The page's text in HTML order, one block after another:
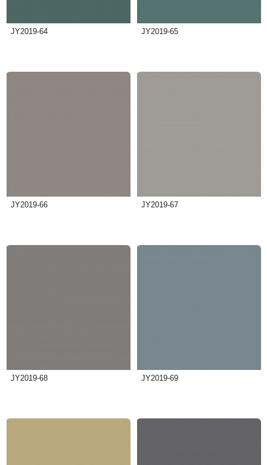
JY2019-64 JY2019-65
JY2019-66 JY2019-67
JY2019-68 JY2019-69